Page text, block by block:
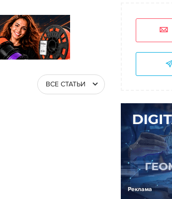
ВСЕ СТАТЬИ
Реклама